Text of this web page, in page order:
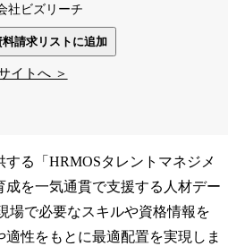
社ビズリーチ
料請求リストに追加
イトへ ＞
る「HRMOSタレントマネジメ
成を一気通貫で支援する人材デー
場で必要なスキルや資格情報を
性をもとに最適配置を実現しま